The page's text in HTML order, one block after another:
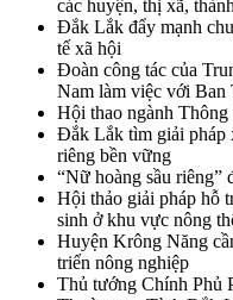
các huyện, thị xã,
Đắk Lắk đẩy mạnh
tế xã hội
Đoàn công tác của
Nam làm việc với
Hội thao ngành
Đắk Lắk tìm giải pháp
riêng bền vững
“Nữ hoàng sầu riêng”
Hội thảo giải pháp hỗ
sinh ở khu vực nông
Huyện Krông Năng
triển nông nghiệp
Thủ tướng Chính Phủ